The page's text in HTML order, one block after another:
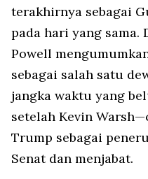
terakhirnya sebagai
pada hari yang sama.
Powell
sebagai salah satu
jangka waktu yang
setelah Kevin
Trump sebagai
Senat dan menjabat.